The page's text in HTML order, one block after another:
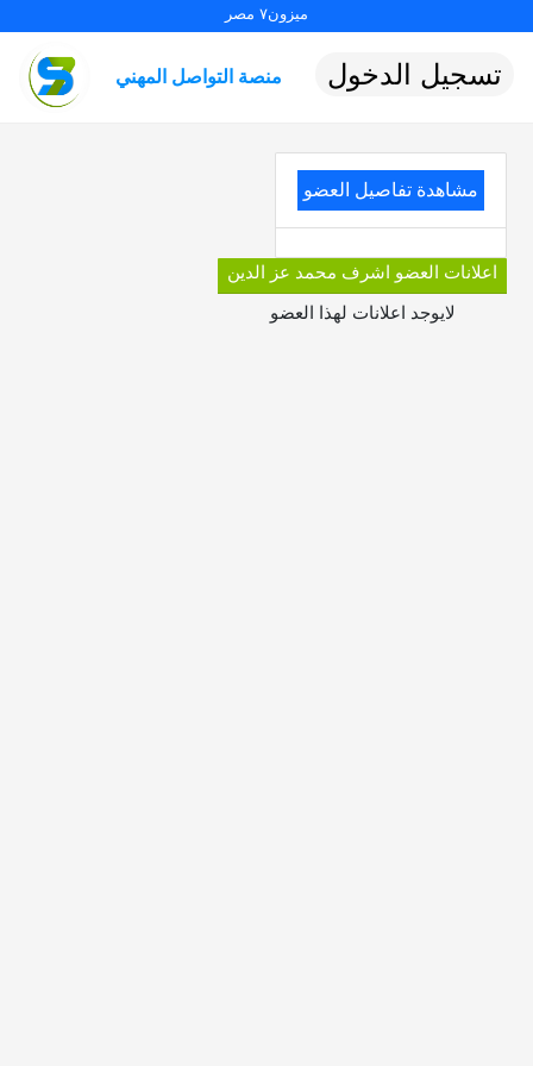
ميزون٧ مصر
منصة التواصل المهني تسجيل الدخول
مشاهدة تفاصيل العضو
اعلانات العضو اشرف محمد عز الدين
لايوجد اعلانات لهذا العضو